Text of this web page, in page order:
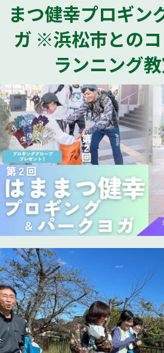
まつ健幸プロギン
ガ ※浜松市との
ランニング